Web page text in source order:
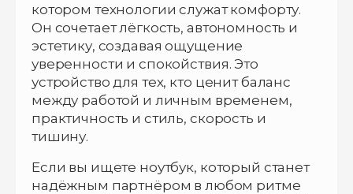
котором технологии служат комфорту.
Он сочетает лёгкость, автономность и
эстетику, создавая ощущение
уверенности и спокойствия. Это
устройство для тех, кто ценит баланс
между работой и личным временем,
практичность и стиль, скорость и
тишину.
Если вы ищете ноутбук, который станет
надёжным партнёром в любом ритме